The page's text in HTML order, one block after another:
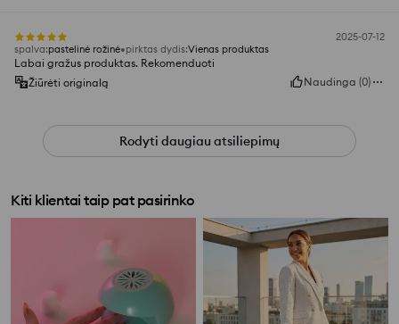
2025-07-12
spalva:pastelinė rožinė pirktas dydis:Vienas produktas
Labai gražus produktas. Rekomenduoti
Žiūrėti originalą
Naudinga (0)
Rodyti daugiau atsiliepimų
Kiti klientai taip pat pasirinko